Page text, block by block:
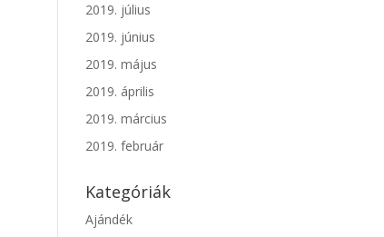
2019. július
2019. június
2019. május
2019. április
2019. március
2019. február
Kategóriák
Ajándék